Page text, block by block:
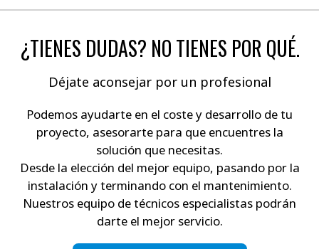
¿TIENES DUDAS? NO TIENES POR QUÉ.
Déjate aconsejar por un profesional
Podemos ayudarte en el coste y desarrollo de tu
proyecto, asesorarte para que encuentres la
solución que necesitas.
Desde la elección del mejor equipo, pasando por la
instalación y terminando con el mantenimiento.
Nuestros equipo de técnicos especialistas podrán
darte el mejor servicio.